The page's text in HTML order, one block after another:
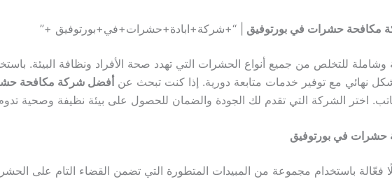
مكافحة حشرات في بورتوفيق | “+شركة+ابادة+حشرات+في+بورتوفيق +”
وشاملة للتخلص من جميع أنواع الحشرات التي تهدد صحة الأفراد ونظافة البيئة.
نهائي مع توفير خدمات متابعة دورية. إذا كنت تبحث عن أفضل شركة مكافحة
اختر الشركة التي تقدم لك الجودة والضمان للحصول على بيئة نظيفة وصحية
حشرات في بورتوفيق
فعّالة باستخدام مجموعة من المبيدات المتطورة التي تضمن القضاء التام على